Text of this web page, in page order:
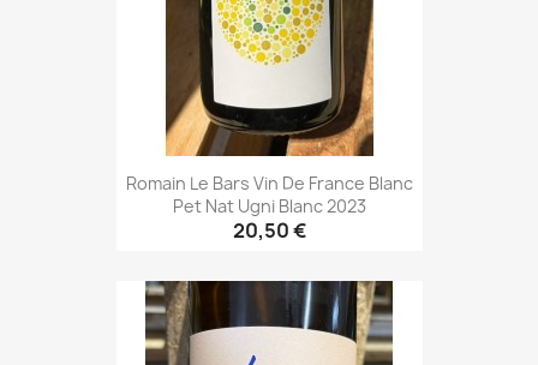
Romain Le Bars Vin De France Blanc
Pet Nat Ugni Blanc 2023
20,50 €